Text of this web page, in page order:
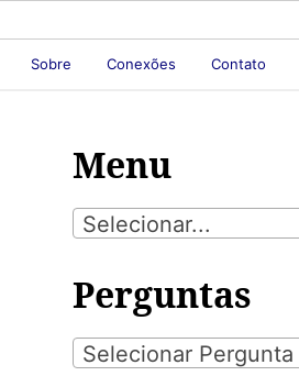
Sobre Conexões Contato
Menu
Selecionar...
Perguntas
Selecionar Pergunta